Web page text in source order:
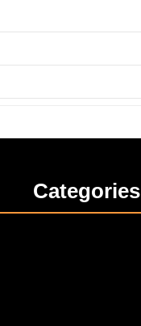
Categories